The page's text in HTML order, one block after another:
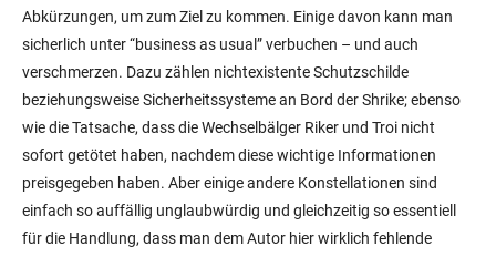
Abkürzungen, um zum Ziel zu kommen. Einige davon kann man
sicherlich unter “business as usual” verbuchen – und auch
verschmerzen. Dazu zählen nichtexistente Schutzschilde
beziehungsweise Sicherheitssysteme an Bord der Shrike; ebenso
wie die Tatsache, dass die Wechselbälger Riker und Troi nicht
sofort getötet haben, nachdem diese wichtige Informationen
preisgegeben haben. Aber einige andere Konstellationen sind
einfach so auffällig unglaubwürdig und gleichzeitig so essentiell
für die Handlung, dass man dem Autor hier wirklich fehlende